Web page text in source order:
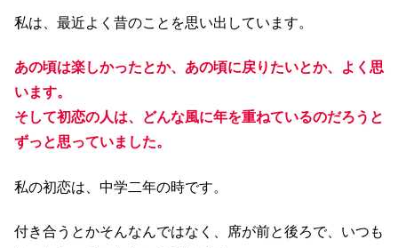
私は、最近よく昔のことを思い出しています。
あの頃は楽しかったとか、あの頃に戻りたいとか、よく思
います。
そして初恋の人は、どんな風に年を重ねているのだろうと
ずっと思っていました。
私の初恋は、中学二年の時です。
付き合うとかそんなんではなく、席が前と後ろで、いつも